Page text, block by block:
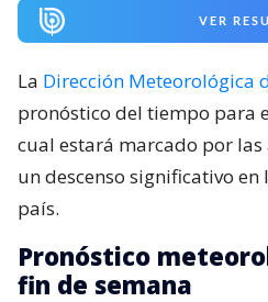
VER
La Dirección Meteorológica
pronóstico del tiempo para
cual estará marcado por
un descenso significativo
país.
Pronóstico
fin de semana